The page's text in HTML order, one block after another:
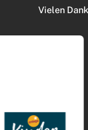
Vielen